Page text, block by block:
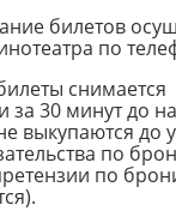
билетов
по
снимается
за 30 минут до
выкупаются до
по
по